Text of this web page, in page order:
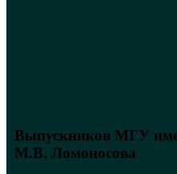
Выпускников МГУ
М.В. Ломоносова